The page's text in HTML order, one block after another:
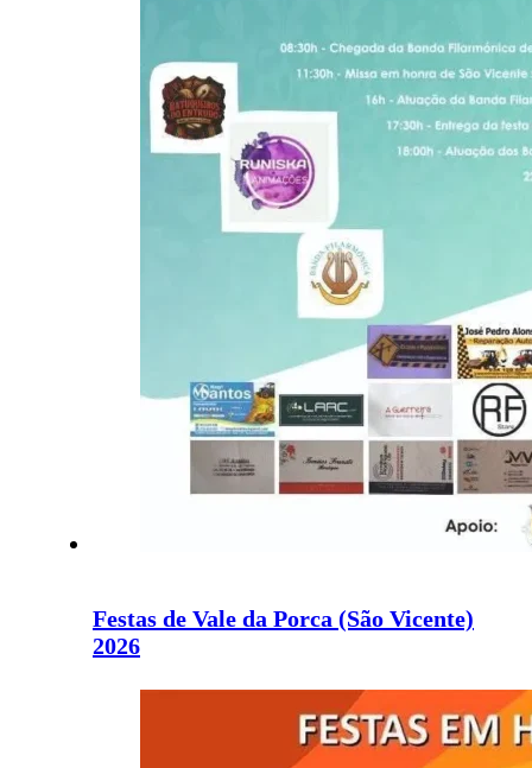
Festas de Vale da Porca (São Vicente)
2026